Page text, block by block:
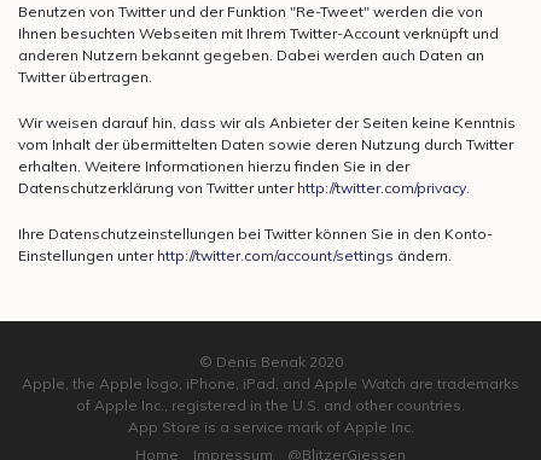
Benutzen von Twitter und der Funktion "Re-Tweet" werden die von
Ihnen besuchten Webseiten mit Ihrem Twitter-Account verknüpft und
anderen Nutzern bekannt gegeben. Dabei werden auch Daten an
Twitter übertragen.
Wir weisen darauf hin, dass wir als Anbieter der Seiten keine Kenntnis
vom Inhalt der übermittelten Daten sowie deren Nutzung durch Twitter
erhalten. Weitere Informationen hierzu finden Sie in der
Datenschutzerklärung von Twitter unter http://twitter.com/privacy.
Ihre Datenschutzeinstellungen bei Twitter können Sie in den Konto-
Einstellungen unter http://twitter.com/account/settings ändern.
© Denis Benak 2020
Apple, the Apple logo, iPhone, iPad, and Apple Watch are trademarks
of Apple Inc., registered in the U.S. and other countries.
App Store is a service mark of Apple Inc.
Home
Impressum @BlitzerGiessen